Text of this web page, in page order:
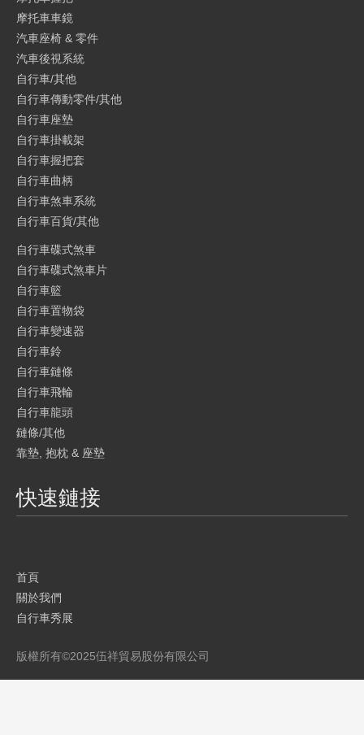
摩托車車鏡
汽車座椅 & 零件
汽車後視系統
自行車/其他
自行車傳動零件/其他
自行車座墊
自行車掛載架
自行車握把套
自行車曲柄
自行車煞車系統
自行車百貨/其他
自行車碟式煞車
自行車碟式煞車片
自行車籃
自行車置物袋
自行車變速器
自行車鈴
自行車鏈條
自行車飛輪
自行車龍頭
鏈條/其他
靠墊, 抱枕 & 座墊
快速鏈接
首頁
關於我們
自行車秀展
品牌介紹
目錄
版權所有©2025伍祥貿易股份有限公司